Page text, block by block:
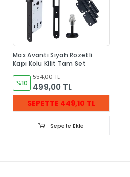
Max Avanti Siyah Rozetli
Kapı Kolu Kilit Tam Set
%10
554,00 TL
499,00 TL
SEPETTE 449,10 TL
Sepete Ekle